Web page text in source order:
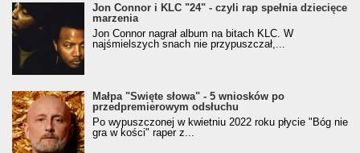
Jon Connor i KLC "24" - czyli rap spełnia dziecięce
marzenia
Jon Connor nagrał album na bitach KLC. W
najśmielszych snach nie przypuszczał,...
Małpa "Święte słowa" - 5 wniosków po
przedpremierowym odsłuchu
Po wypuszczonej w kwietniu 2022 roku płycie "Bóg nie
gra w kości" raper z...